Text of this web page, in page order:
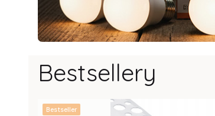
Bestsellery
Bestseller